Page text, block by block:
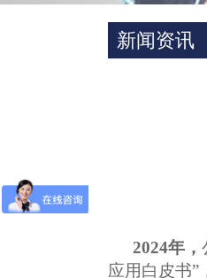
新闻资讯
2024年，
应用白皮书”